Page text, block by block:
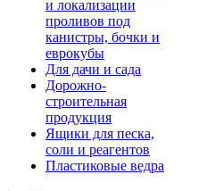
и локализации
проливов под
канистры, бочки и
еврокубы
Для дачи и сада
Дорожно-
строительная
продукция
Ящики для песка,
соли и реагентов
Пластиковые ведра